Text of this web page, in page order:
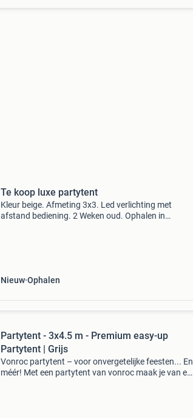
Te koop luxe partytent
Kleur beige. Afmeting 3x3. Led verlichting met
afstand bediening. 2 Weken oud. Ophalen in
Nieuw Ophalen
Partytent - 3x4.5 m - Premium easy-up
Partytent | Grijs
Vonroc partytent – voor onvergetelijke feesten... En
méér! Met een partytent van vonroc maak je van elk